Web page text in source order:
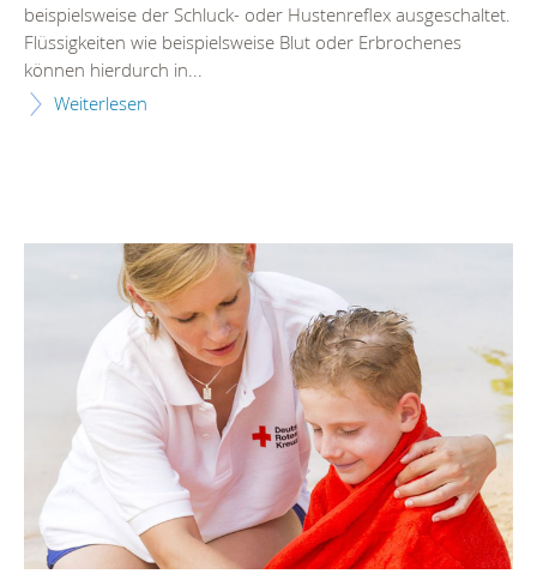
beispielsweise der Schluck- oder Hustenreflex ausgeschaltet.
Flüssigkeiten wie beispielsweise Blut oder Erbrochenes
können hierdurch in...
Weiterlesen